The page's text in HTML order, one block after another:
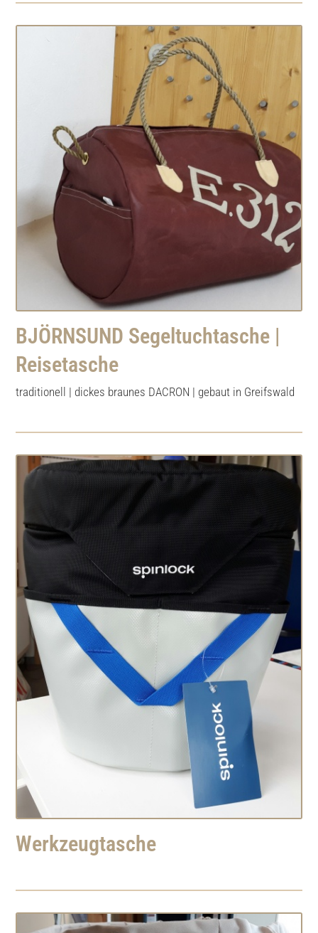
BJÖRNSUND Segeltuchtasche |
Reisetasche
traditionell | dickes braunes DACRON | gebaut in Greifswald
Werkzeugtasche